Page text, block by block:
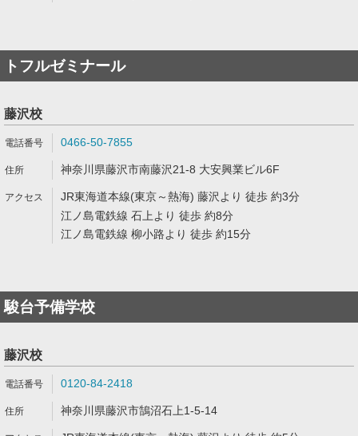
トフルゼミナール
藤沢校
0466-50-7855
神奈川県藤沢市南藤沢21-8 大安興業ビル6F
JR東海道本線(東京～熱海) 藤沢より 徒歩 約3分
江ノ島電鉄線 石上より 徒歩 約8分
江ノ島電鉄線 柳小路より 徒歩 約15分
駿台予備学校
藤沢校
0120-84-2418
神奈川県藤沢市鵠沼石上1-5-14